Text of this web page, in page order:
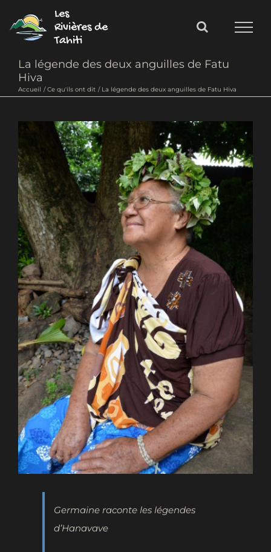
au
contenu
Les
Rivières de
Tahiti
La légende des deux anguilles de Fatu
Hiva
Accueil Ce qu'ils ont dit La légende des deux anguilles de Fatu Hiva
l'image
agrandie
Germaine raconte les légendes
d’Hanavave